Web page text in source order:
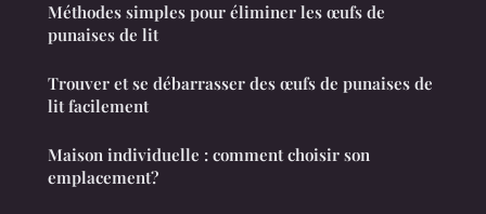
Méthodes simples pour éliminer les œufs de
punaises de lit
Trouver et se débarrasser des œufs de punaises de
lit facilement
Maison individuelle : comment choisir son
emplacement?